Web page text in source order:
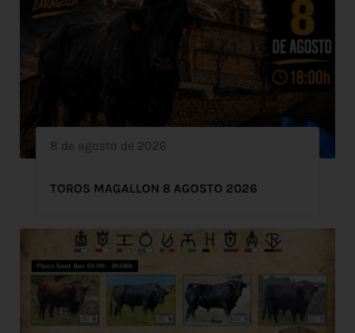
8 de agosto de 2026
TOROS MAGALLON 8 AGOSTO 2026